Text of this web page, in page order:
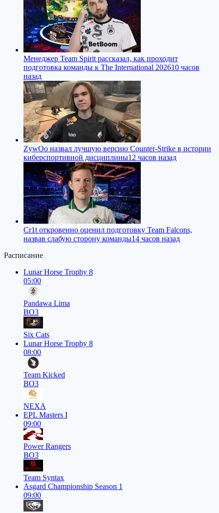
Менеджер Team Spirit рассказал, как проходит
подготовка команды к The International 202610 часов
назад
ZywOo назвал лучшую версию Counter-Strike в истории
киберспортивной дисциплины12 часов назад
Cr1t откровенно оценил подготовку Team Falcons,
назвав слабую сторону команды14 часов назад
Расписание
Lunar Horse Trophy 8
05:00
Pandawa Lima
BO3
Six Cats
Lunar Horse Trophy 8
08:00
Team Kicked
BO3
NEXA
EPL Masters I
09:00
Power Rangers
BO3
Team Syntax
Asgard Championship Season 1
09:00